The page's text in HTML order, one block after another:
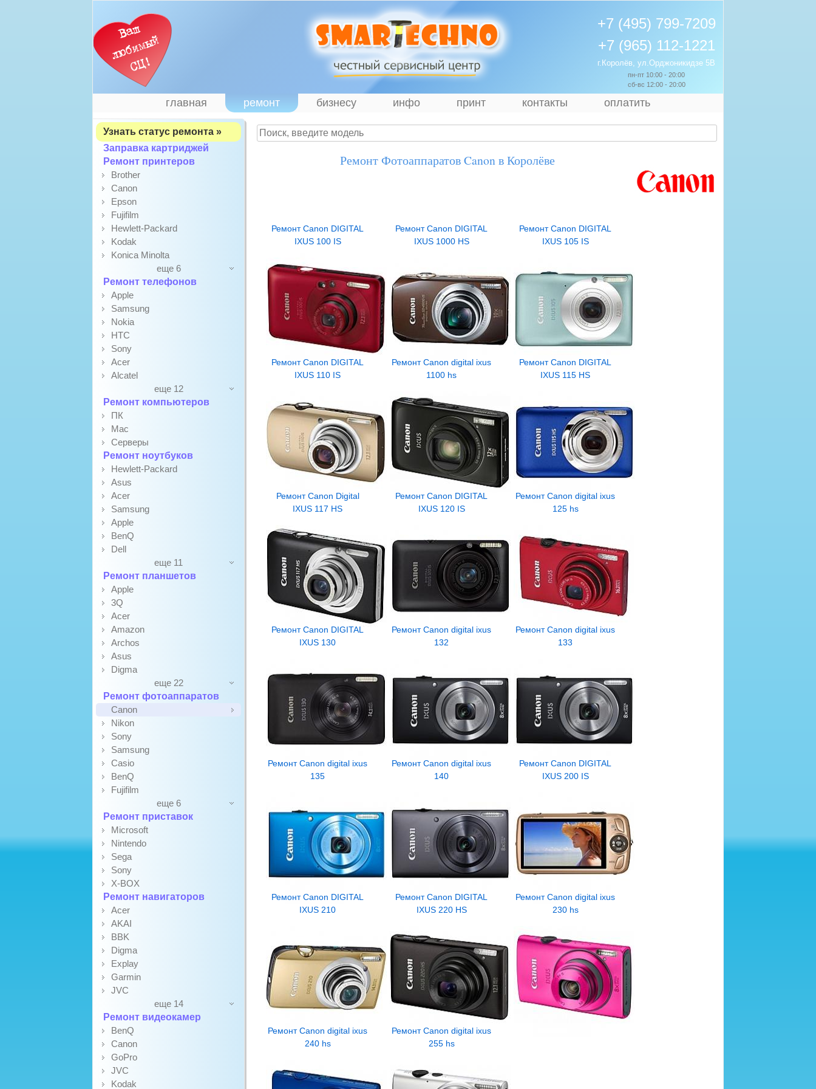
+7 (495) 799-7209
+7 (965) 112-1221
г.Королёв, ул.Орджоникидзе 5В
пн-пт 10:00 - 20:00
сб-вс 12:00 - 20:00
главная ремонт бизнесу инфо принт контакты оплатить
Узнать статус ремонта »
Заправка картриджей
Ремонт принтеров
Brother
Canon
Epson
Fujifilm
Hewlett-Packard
Kodak
Konica Minolta
еще 6
Ремонт телефонов
Apple
Samsung
Nokia
HTC
Sony
Acer
Alcatel
еще 12
Ремонт компьютеров
ПК
Mac
Серверы
Ремонт ноутбуков
Hewlett-Packard
Asus
Acer
Samsung
Apple
BenQ
Dell
еще 11
Ремонт планшетов
Apple
3Q
Acer
Amazon
Archos
Asus
Digma
еще 22
Ремонт фотоаппаратов
Canon
Nikon
Sony
Samsung
Casio
BenQ
Fujifilm
еще 6
Ремонт приставок
Microsoft
Nintendo
Sega
Sony
X-BOX
Ремонт навигаторов
Acer
AKAI
BBK
Digma
Explay
Garmin
JVC
еще 14
Ремонт видеокамер
BenQ
Canon
GoPro
JVC
Kodak
Ремонт Фотоаппаратов Canon в Королёве
Ремонт Canon DIGITAL
IXUS 100 IS
Ремонт Canon DIGITAL
IXUS 1000 HS
Ремонт Canon DIGITAL
IXUS 105 IS
Ремонт Canon DIGITAL
IXUS 110 IS
Ремонт Canon digital ixus
1100 hs
Ремонт Canon DIGITAL
IXUS 115 HS
Ремонт Canon Digital
IXUS 117 HS
Ремонт Canon DIGITAL
IXUS 120 IS
Ремонт Canon digital ixus
125 hs
Ремонт Canon DIGITAL
IXUS 130
Ремонт Canon digital ixus
132
Ремонт Canon digital ixus
133
Ремонт Canon digital ixus
135
Ремонт Canon digital ixus
140
Ремонт Canon DIGITAL
IXUS 200 IS
Ремонт Canon DIGITAL
IXUS 210
Ремонт Canon DIGITAL
IXUS 220 HS
Ремонт Canon digital ixus
230 hs
Ремонт Canon digital ixus
240 hs
Ремонт Canon digital ixus
255 hs